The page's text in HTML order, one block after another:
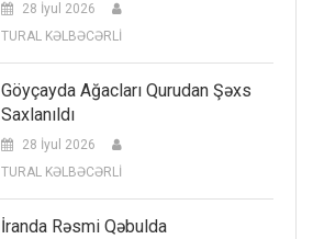
28 İyul 2026
TURAL KƏLBƏCƏRLİ
Göyçayda Ağacları Qurudan Şəxs
Saxlanıldı
28 İyul 2026
TURAL KƏLBƏCƏRLİ
İranda Rəsmi Qəbulda